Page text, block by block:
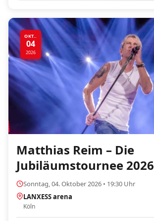
OKT..
04
2026
Matthias Reim – Die
Jubiläumstournee 2026
Sonntag, 04. Oktober 2026 • 19:30 Uhr
LANXESS arena
Köln